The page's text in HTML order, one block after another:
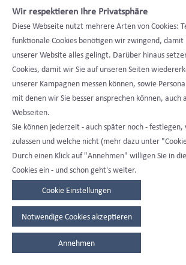
Wird die von Microplex gelieferte Ware
Gegenständen in der Weise vermischt,
verbunden, dass das Eigentum von
Gesetzes erlischt, so überträgt der
seine Eigentums- oder
neuen Gegenstand auf Microplex und
unentgeltlich und treuhänderisch für
Verbindung der Ware mit Grund und
vorübergehend.
7. Der Kunde wird im Bedarfsfalle
welchem Umfang die Ware noch ei-nem
Eigentumsvorbehalt untersteht.
verpflichtet, auf Zahlun-gen hin
Umfang des Eigentumsvorbehaltes zu
Befindet sich noch nicht vollständig
Eigentumsvorbehalt stehende Ware im
Kunden, wird Microplex auf Verlangen
Wir respektieren Ihre Privatsphäre
Diese Webseite nutzt mehrere Arten von Cookies:
funktionale Cookies benötigen wir zwingend, damit
unserer Website alles gelingt. Darüber hinaus
Cookies, damit wir Sie auf unseren Seiten
unserer Kampagnen messen können, sowie
mit denen wir Sie besser ansprechen können, auch
Webseiten.
Sie können jederzeit - auch später noch - festlegen,
zulassen und welche nicht (mehr dazu unter
Durch einen Klick auf "Annehmen" willigen Sie in
Cookies ein - und schon geht's weiter.
Cookie Einstellungen
Notwendige Cookies akzeptieren
Annehmen